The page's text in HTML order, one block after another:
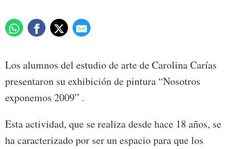
Los alumnos del estudio de arte de Carolina Carías
presentaron su exhibición de pintura “Nosotros
exponemos 2009” .
Esta actividad, que se realiza desde hace 18 años, se
ha caracterizado por ser un espacio para que los